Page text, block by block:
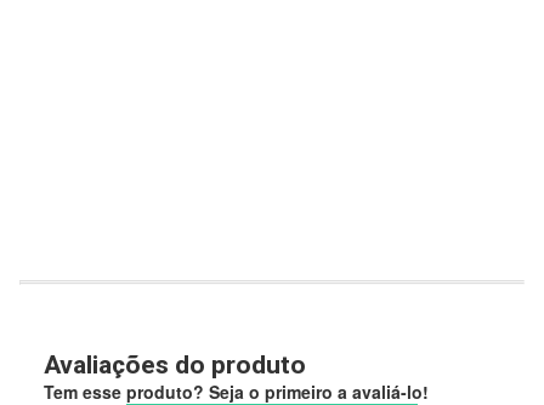
Avaliações do produto
Tem esse produto? Seja o primeiro a avaliá-lo!